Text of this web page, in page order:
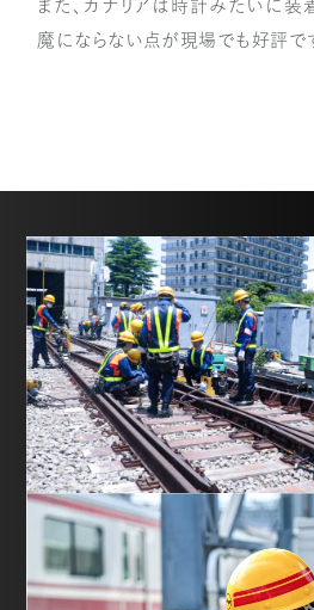
また、カナリアは時計みたいに装
魔にならない点が現場でも好評で